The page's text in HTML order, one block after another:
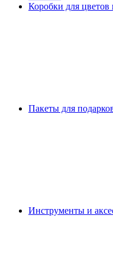
Коробки для цветов
Пакеты для
Инструменты и